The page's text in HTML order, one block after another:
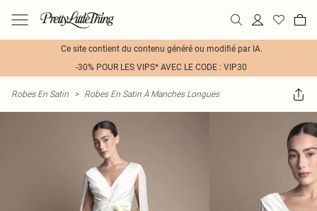
Ce site contient du contenu généré ou modifié par IA.
-30% POUR LES VIPS* AVEC LE CODE : VIP30
Robes En Satin > Robes En Satin À Manches Longues